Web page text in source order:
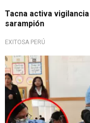
Tacna activa
sarampión
EXITOSA PERÚ
Para prevenirla